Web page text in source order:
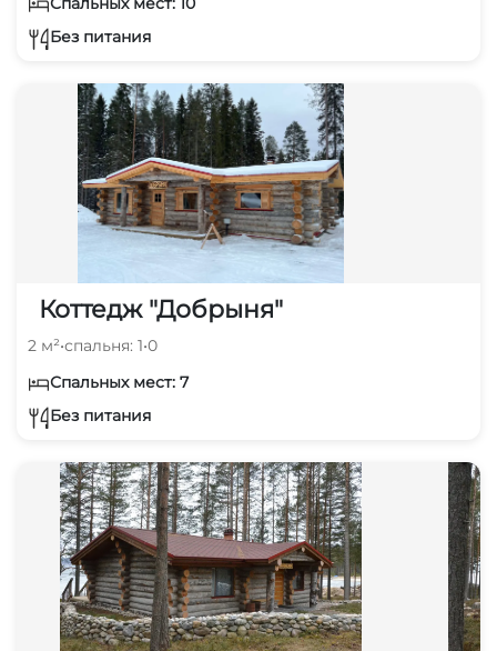
Без питания
Коттедж "Добрыня"
2 м²•спальня: 1•0
Спальных мест: 7
Без питания